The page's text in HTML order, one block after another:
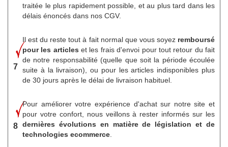
traitée le plus rapidement possible, et au plus tard dans les
délais énoncés dans nos CGV.
7
Il est du reste tout à fait normal que vous soyez remboursé
pour les articles et les frais d'envoi pour tout retour du fait
de notre responsabilité (quelle que soit la période écoulée
suite à la livraison), ou pour les articles indisponibles plus
de 30 jours après le délai de livraison habituel.
8
Pour améliorer votre expérience d'achat sur notre site et
pour votre confort, nous veillons à rester informés sur les
dernières évolutions en matière de législation et de
technologies ecommerce